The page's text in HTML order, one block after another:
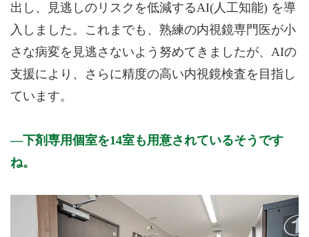
出し、見逃しのリスクを低減するAI(人工知能) を導
入しました。これまでも、熟練の内視鏡専門医が小
さな病変を見逃さないよう努めてきましたが、AIの
支援により、さらに精度の高い内視鏡検査を目指し
ています。
下剤専用個室を14室も用意されているそうです
ね。